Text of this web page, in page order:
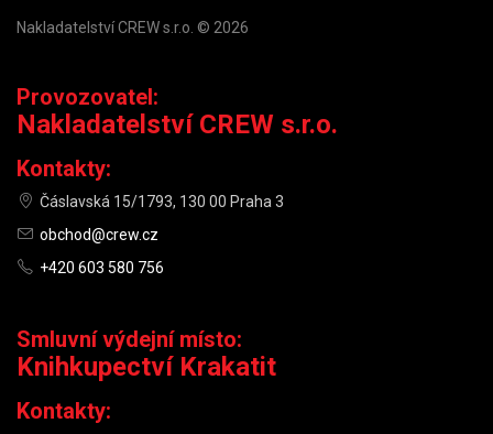
Nakladatelství CREW s.r.o. © 2026
Provozovatel:
Nakladatelství CREW s.r.o.
Kontakty:
Čáslavská 15/1793, 130 00 Praha 3
obchod@crew.cz
+420 603 580 756
Smluvní výdejní místo:
Knihkupectví Krakatit
Kontakty: